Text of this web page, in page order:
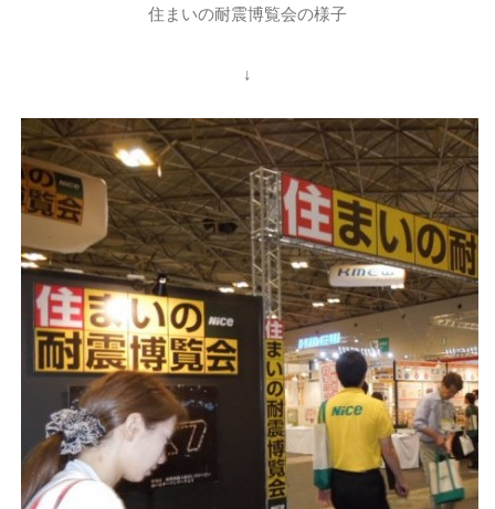
住まいの耐震博覧会の様子
↓